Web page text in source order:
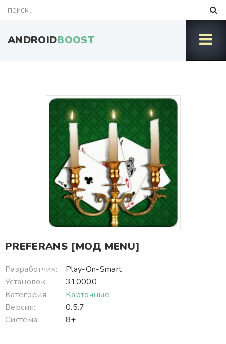
ANDROIDBOOST
PREFERANS [МОД MENU]
Разработчик:
Play-On-Smart
Установок:
310000
Категория:
Карточные
Версия:
0.5.7
Система:
8+